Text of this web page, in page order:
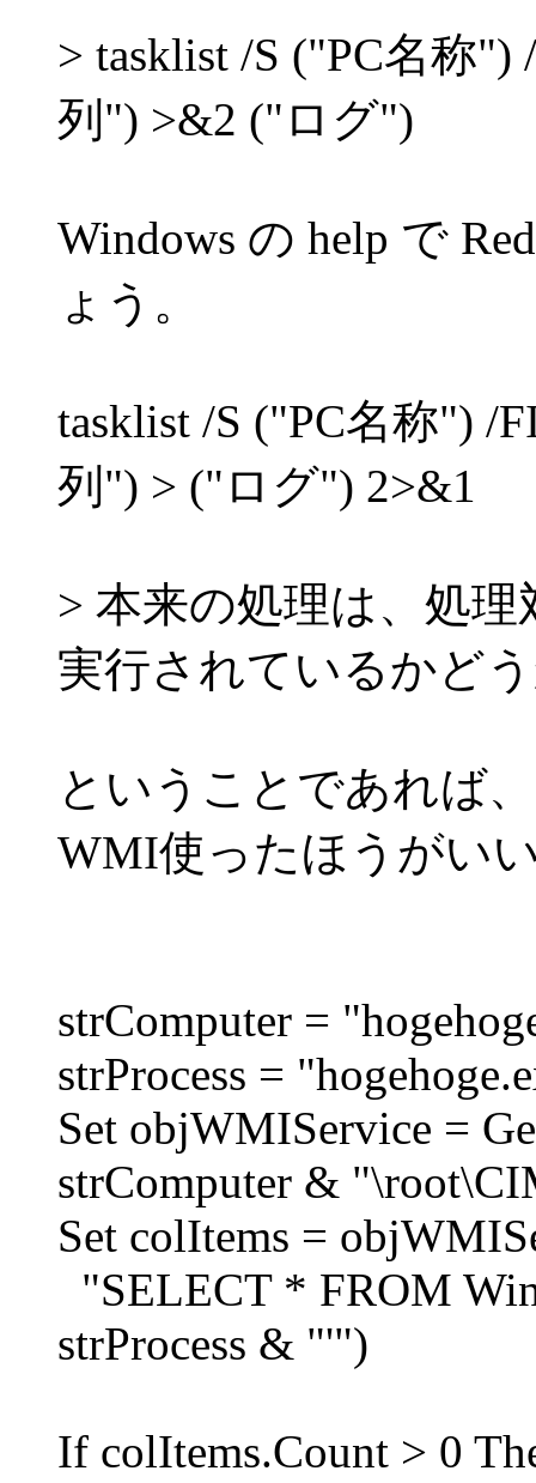
> tasklist /S ("PC名称")
列") >&2 ("ログ")
Windows の help で
ょう。
tasklist /S ("PC名称") /
列") > ("ログ") 2>&1
> 本来の処理は、処
実行されているかど
ということであれば
WMI使ったほうがい
strComputer =
strProcess =
Set objWMIService =
strComputer &
Set colItems =
"SELECT * FROM
strProcess & "'")
If colItems.Count > 0